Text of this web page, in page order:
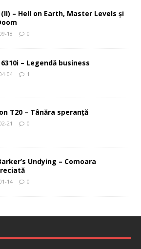
– Hell on Earth, Master Levels şi
18 0
– Legendă business
04 1
T20 – Tânăra speranţă
21 0
Undying – Comoara
14 0